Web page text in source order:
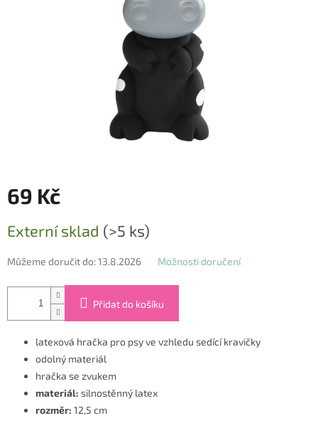
69 Kč
cena:
Externí sklad (>5 ks)
Můžeme doručit do:13.8.2026 Možnosti doručení
Přidat do košíku
latexová hračka pro psy ve vzhledu sedící kravičky
odolný materiál
hračka se zvukem
materiál: silnostěnný latex
rozměr: 12,5 cm